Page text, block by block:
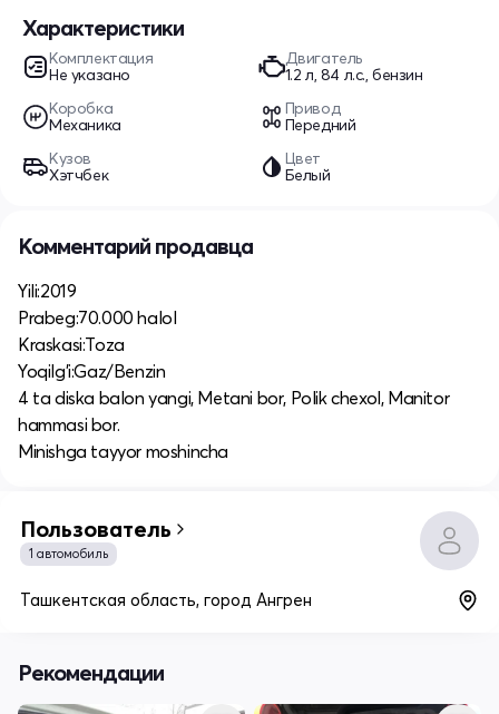
Характеристики
Комплектация
Не указано
Двигатель
1.2 л, 84 л.с., бензин
Коробка
Механика
Привод
Передний
Кузов
Хэтчбек
Цвет
Белый
Комментарий продавца
Yili:2019
Prabeg:70.000 halol
Kraskasi:Toza
Yoqilg'i:Gaz/Benzin
4 ta diska balon yangi, Metani bor, Polik chexol, Manitor
hammasi bor.
Minishga tayyor moshincha
Пользователь
1 автомобиль
Ташкентская область, город Ангрен
Рекомендации